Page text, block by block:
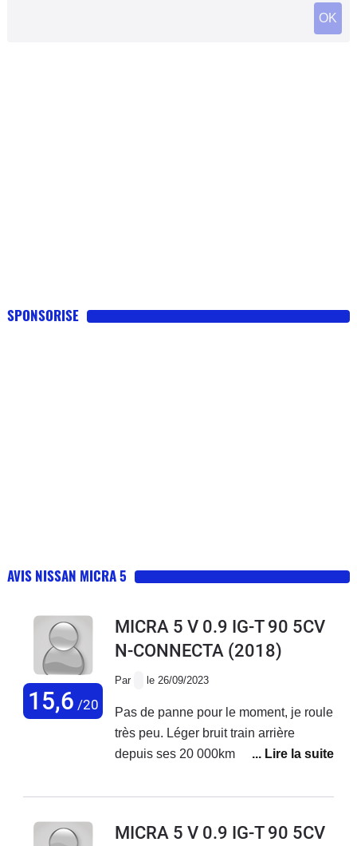
SPONSORISE
AVIS NISSAN MICRA 5
15,6 /20
MICRA 5 V 0.9 IG-T 90 5CV
N-CONNECTA (2018)
Par le 26/09/2023
Pas de panne pour le moment, je roule
très peu. Léger bruit train arrière
depuis ses 20 000km, origine non
sur route, bémol petit moteur donc pas
en éco conduite permanente. Relance
MICRA 5 V 0.9 IG-T 90 5CV